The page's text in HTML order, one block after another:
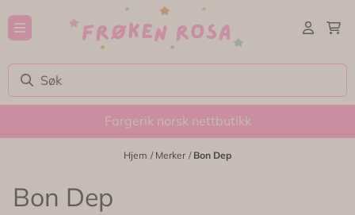
Hopp til innhold
Fargerik norsk nettbutikk
Hjem / Merker / Bon Dep
Bon Dep